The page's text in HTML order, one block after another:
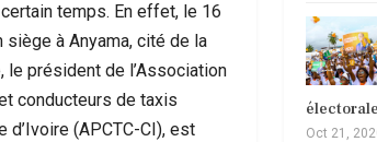
temps. En effet, le 16
siège à Anyama, cité de la
le président de l’Association
conducteurs de taxis
d’Ivoire (APCTC-CI), est
Oct 21,